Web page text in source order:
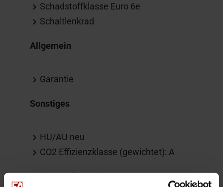
Schadstoffklasse Euro 6e
Schaltlenkrad
Allgemein
Garantie
Sonstiges
HU/AU neu
CO2 Effizienzklasse (gewichtet): A
Weitere Informationen